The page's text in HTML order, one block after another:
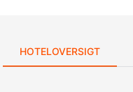
HOTELOVERSIGT